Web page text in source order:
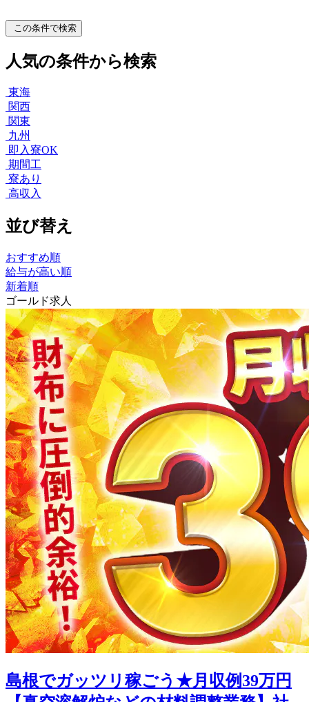
この条件で検索
人気の条件から検索
東海
関西
関東
九州
即入寮OK
期間工
寮あり
高収入
並び替え
おすすめ順
給与が高い順
新着順
ゴールド求人
島根でガッツリ稼ごう★月収例39万円